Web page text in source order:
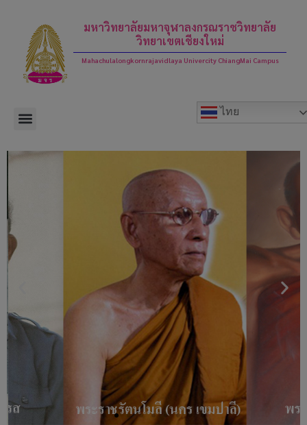
มหาวิทยาลัยมหาจุฬาลงกรณราชวิทยาลัย
วิทยาเขตเชียงใหม่
Mahachulalongkornrajavidlaya Univercity ChiangMai Campus
ไทย